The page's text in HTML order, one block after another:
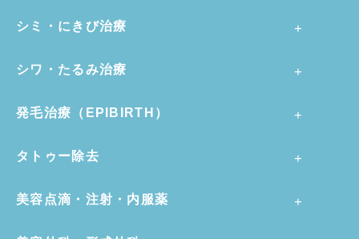
シミ・にきび治療
シワ・たるみ治療
発毛治療（EPIBIRTH）
タトゥー除去
美容点滴・注射・内服薬